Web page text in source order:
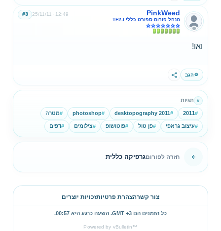
PinkWeed
מנהל פורום ספורט כללי ו-TF2
25/11/11 12:49
#3
ואו!
הגב שתף
# תגיות
#
2011
#
desktopography 2011
#
photoshop
#מטרה
#עיצוב גראפי #פן טול #פוטושופ #צילומים #דפים
חזרה לפורוםגרפיקה כללית
צור קשרהצהרת פרטיותזכויות יוצרים
כל הזמנים הם GMT +3. השעה כרגע היא 00:57
.
Powered by vBulletin™